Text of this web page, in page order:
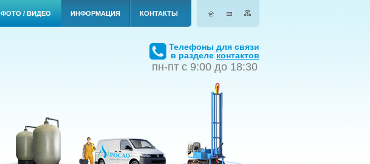
ФОТО / ВИДЕО ИНФОРМАЦИЯ КОНТАКТЫ
Телефоны для связи
в разделе контактов
пн-пт с 9:00 до 18:30